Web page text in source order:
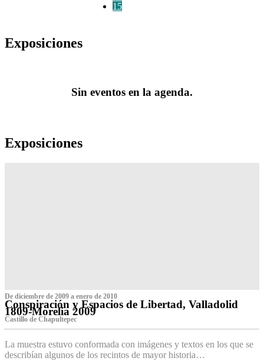
15
Exposiciones
Sin eventos en la agenda.
Exposiciones
De diciembre de 2009 a enero de 2010
Conspiración y Espacios de Libertad, Valladolid
1809-Morelia 2009
Castillo de Chapultepec
La muestra estuvo conformada con imágenes y textos en los que se
describían algunos de los recintos de mayor historia…